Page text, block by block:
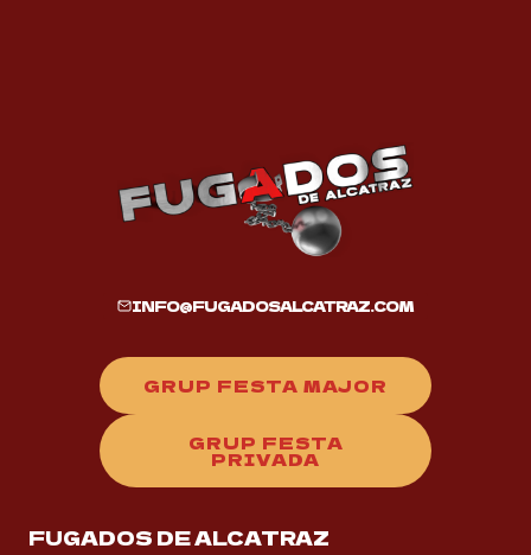
INFO@FUGADOSALCATRAZ.COM
GRUP FESTA MAJOR
GRUP FESTA
PRIVADA
FUGADOS DE ALCATRAZ